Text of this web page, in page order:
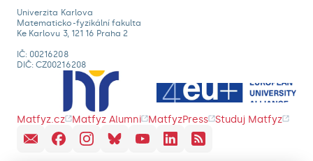
Univerzita Karlova
Matematicko-fyzikální fakulta
Ke Karlovu 3, 121 16 Praha 2
IČ: 00216208
DIČ: CZ00216208
Matfyz.cz Matfyz Alumni MatfyzPress Studuj Matfyz